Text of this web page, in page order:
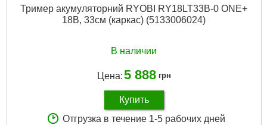
Тример акумуляторний RYOBI RY18LT33B-0 ONE+
18В, 33см (каркас) (5133006024)
В наличии
Цена:5 888 грн
Купить
Отгрузка в течение 1-5 рабочих дней